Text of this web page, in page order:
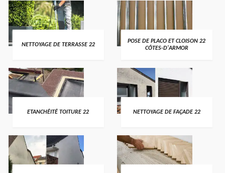
NETTOYAGE DE TERRASSE 22
POSE DE PLACO ET CLOISON 22
CÔTES-D'ARMOR
ETANCHÉITÉ TOITURE 22 NETTOYAGE DE FAÇADE 22